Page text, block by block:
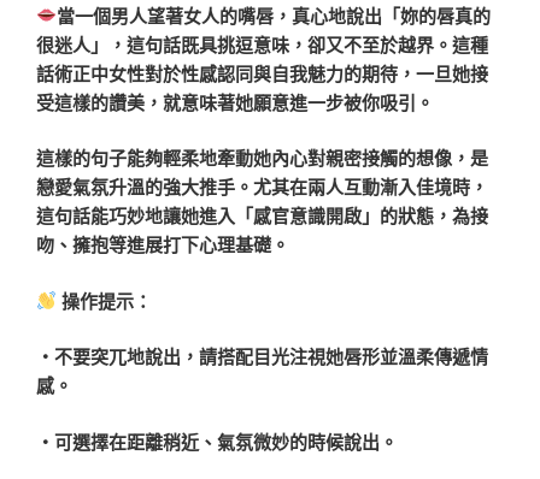
當一個男人望著女人的嘴唇，真心地說出「妳的唇真的
很迷人」，這句話既具挑逗意味，卻又不至於越界。這種
話術正中女性對於性感認同與自我魅力的期待，一旦她接
受這樣的讚美，就意味著她願意進一步被你吸引。
這樣的句子能夠輕柔地牽動她內心對親密接觸的想像，是
戀愛氣氛升溫的強大推手。尤其在兩人互動漸入佳境時，
這句話能巧妙地讓她進入「感官意識開啟」的狀態，為接
吻、擁抱等進展打下心理基礎。
操作提示：
・不要突兀地說出，請搭配目光注視她唇形並溫柔傳遞情
感。
・可選擇在距離稍近、氣氛微妙的時候說出。